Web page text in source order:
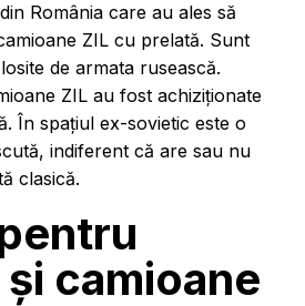
România care au ales să
ZIL cu prelată. Sunt
de armata rusească.
ZIL au fost achiziționate
În spațiul ex-sovietic este o
indiferent că are sau nu
clasică.
camioane